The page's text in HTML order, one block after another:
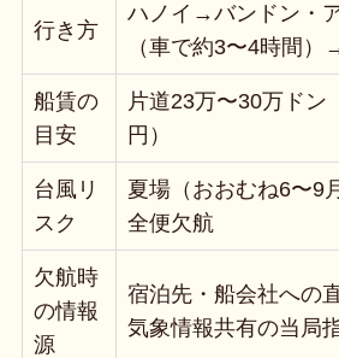
行き方
ハノイ→バンドン・
（車で約3〜4時間
船賃の
目安
片道23万〜30万ドン
円）
台風リ
スク
夏場（おおむね6〜9
全便欠航
欠航時
の情報
源
宿泊先・船会社への
気象情報共有の当局